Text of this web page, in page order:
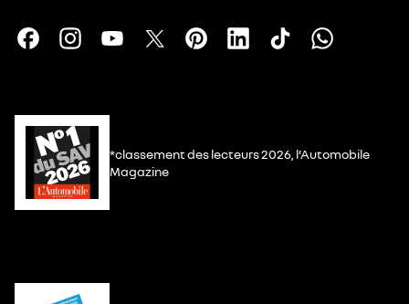
*classement des lecteurs 2026, l’Automobile
Magazine